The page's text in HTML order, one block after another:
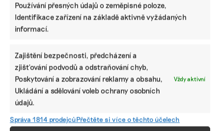
Používání přesných údajů o zeměpisné poloze,
Identifikace zařízení na základě aktivně vyžádaných
informací.
Zajištění bezpečnosti, předcházení a
zjišťování podvodů a odstraňování chyb,
Poskytování a zobrazování reklamy a obsahu,
Ukládání a sdělování voleb ochrany osobních
údajů.
Vždy aktivní
Správa 1814 prodejcůPřečtěte si více o těchto účelech
Jak vybrat správný ESG nástroj: srovnání
programů, které pomohou s vytvořením
Lidé v ESG
Od čokolády k pivu. Prazdroj má novou posilu
starající se o bezpečnost zaměstnanců